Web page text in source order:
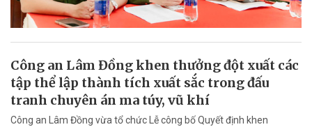
Công an Lâm Đồng khen thưởng đột xuất các
tập thể lập thành tích xuất sắc trong đấu
tranh chuyên án ma túy, vũ khí
Công an Lâm Đồng vừa tổ chức Lễ công bố Quyết định khen